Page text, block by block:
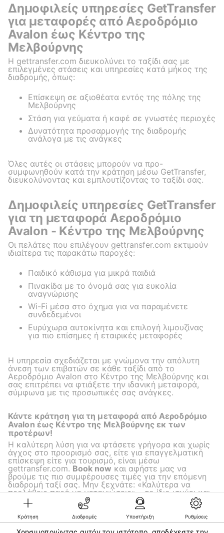
Κράτηση Διαδρομές Υποστήριξη Ρυθμίσεις
Δημοφιλείς υπηρεσίες GetTransfer
για μεταφορές από Αεροδρόμιο
Avalon έως Κέντρο της
Μελβούρνης
Η gettransfer.com διευκολύνει το ταξίδι σας με
επιλεγμένες στάσεις και υπηρεσίες κατά μήκος της
διαδρομής, όπως:
Επίσκεψη σε αξιοθέατα εντός της πόλης της
Μελβούρνης
Στάση για γεύματα ή καφέ σε γνωστές περιοχές
Δυνατότητα προσαρμογής της διαδρομής
ανάλογα με τις ανάγκες
Όλες αυτές οι στάσεις μπορούν να προ-
συμφωνηθούν κατά την κράτηση μέσω GetTransfer,
διευκολύνοντας και εμπλουτίζοντας το ταξίδι σας.
Δημοφιλείς υπηρεσίες GetTransfer
για τη μεταφορά Αεροδρόμιο
Avalon - Κέντρο της Μελβούρνης
Οι πελάτες που επιλέγουν gettransfer.com εκτιμούν
ιδιαίτερα τις παρακάτω παροχές:
Παιδικό κάθισμα για μικρά παιδιά
Πινακίδα με το όνομά σας για ευκολία
αναγνώρισης
Wi-Fi μέσα στο όχημα για να παραμένετε
συνδεδεμένοι
Ευρύχωρα αυτοκίνητα και επιλογή λιμουζίνας
για πιο επίσημες ή εταιρικές μεταφορές
Η υπηρεσία σχεδιάζεται με γνώμονα την απόλυτη
άνεση των επιβατών σε κάθε ταξίδι από το
Αεροδρόμιο Avalon στο Κέντρο της Μελβούρνης και
σας επιτρέπει να φτιάξετε την ιδανική μεταφορά,
σύμφωνα με τις προσωπικές σας ανάγκες.
Κάντε κράτηση για τη μεταφορά από Αεροδρόμιο
Avalon έως Κέντρο της Μελβούρνης εκ των
προτέρων!
Η καλύτερη λύση για να φτάσετε γρήγορα και χωρίς
άγχος στο προορισμό σας, είτε για επαγγελματική
επίσκεψη είτε για τουρισμό, είναι μέσω
gettransfer.com. Book now και αφήστε μας να
βρούμε τις πιο συμφέρουσες τιμές για την επόμενη
διαδρομή ταξί σας. Μην ξεχνάτε: «Καλύτερα να
προλάβεις παρά να μετανιώσεις» – το ίδιο ισχύει και
για τις μεταφορές σας!